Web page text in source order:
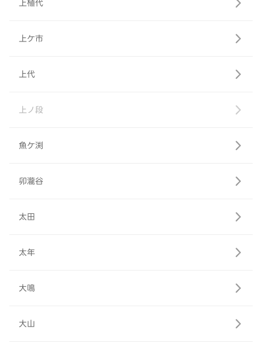
上植代
上ケ市
上代
上ノ段
魚ケ渕
卯瀧谷
太田
太年
大鳴
大山